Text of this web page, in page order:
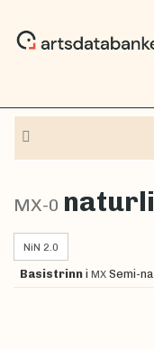
MX-0
NiN 2.0
Basistrinn i MX Semi-